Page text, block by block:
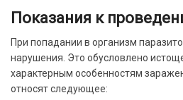
Показания к
При попадании в организм
нарушения. Это обусловлено
характерным особенностям
относят следующее: